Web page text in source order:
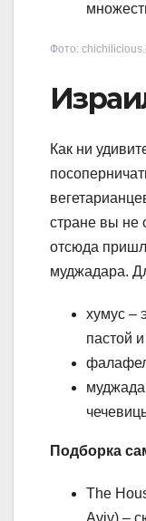
Фото:
Как ни
стране вы не
отсюда
муджадара.
хумус –
пастой
Подборка
The
Aviv) –